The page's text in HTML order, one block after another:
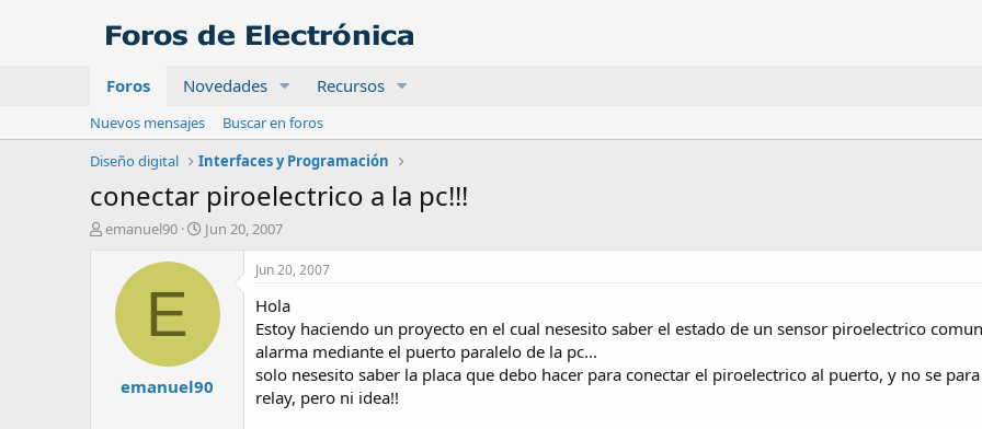
Foros Novedades Recursos
Nuevos mensajes
Buscar en foros
Diseño digital
Interfaces y Programación
conectar piroelectrico a la pc!!!
A
emanuel90
F
h
e
n
Jun 20, 2007
E
emanuel90
Jun 20, 2007
Hola
Estoy haciendo un proyecto en el cual nesesito saber el estado de un sensor piroelectrico
alarma mediante el puerto paralelo de la pc...
solo nesesito saber la placa que debo hacer para conectar el piroelectrico al puerto, y no se
relay, pero ni idea!!